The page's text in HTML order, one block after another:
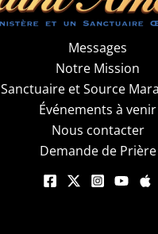
Messages
Notre Mission
Sanctuaire et Source
Événements à venir
Nous contacter
Demande de Prière